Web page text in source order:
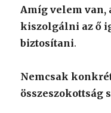
Amíg velem van,
kiszolgálni az ő
biztosítani.
Nemcsak
összeszokottság